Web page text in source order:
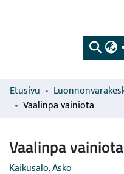
Etusivu
Vaalinpa vainiota
Vaalinpa vainiota
Kaikusalo, Asko